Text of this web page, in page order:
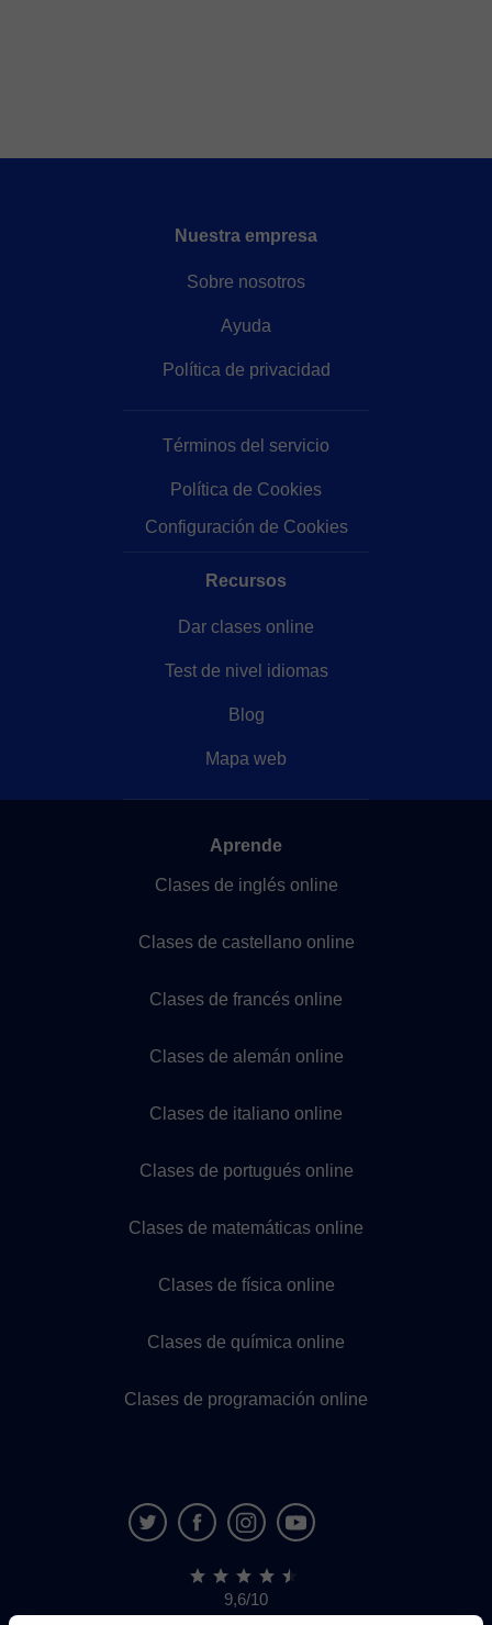
Nuestra empresa
Sobre nosotros
Ayuda
Política de privacidad
Términos del servicio
Política de Cookies
Configuración de Cookies
Recursos
Dar clases online
Test de nivel idiomas
Blog
Mapa web
Aprende
Clases de inglés online
Clases de castellano online
Clases de francés online
Clases de alemán online
Clases de italiano online
Clases de portugués online
Clases de matemáticas online
Clases de física online
Clases de química online
Clases de programación online
9,6/10
1.339.284